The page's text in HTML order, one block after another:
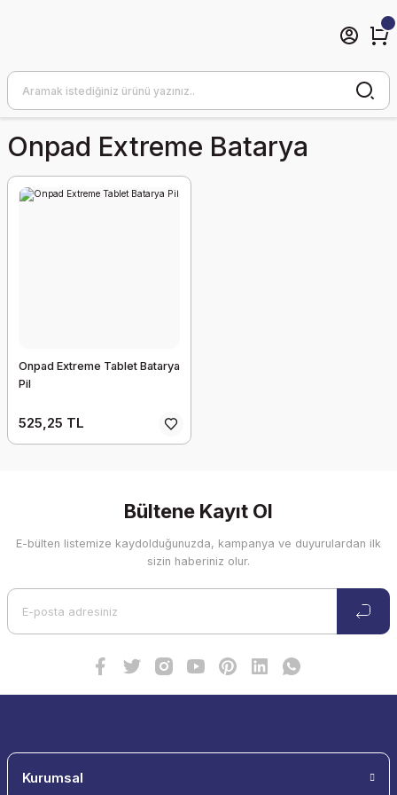
Onpad Extreme Batarya
Onpad Extreme Tablet Batarya
Pil
525,25 TL
Bültene Kayıt Ol
E-bülten listemize kaydolduğunuzda, kampanya ve duyurulardan ilk
sizin haberiniz olur.
Kurumsal